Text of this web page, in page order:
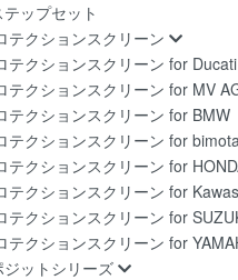
ップセット
テクションスクリーン
テクションスクリーン for Ducati
テクションスクリーン for MV
テクションスクリーン for BMW
テクションスクリーン for
テクションスクリーン for
テクションスクリーン for
テクションスクリーン for
テクションスクリーン for
ットシリーズ